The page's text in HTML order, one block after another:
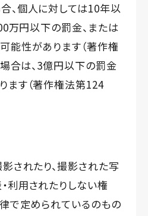
、個人に対しては10年以
万円以下の罰金、または
能性があります（著作権
合は、3億円以下の罰金
ます（著作権法第124
されたり、撮影された写
利用されたりしない権
律で定められているのもの